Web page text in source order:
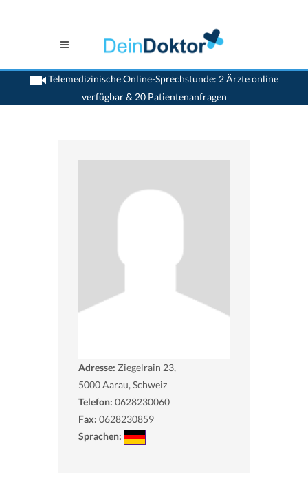
Telemedizinische Online-Sprechstunde: 2 Ärzte online
verfügbar & 20 Patientenanfragen
>Augenaerzte>Aarau>Dr. Martin Haueter
Adresse: Ziegelrain 23,
5000Aarau, Schweiz
Telefon: 0628230060
Fax: 0628230859
Sprachen: